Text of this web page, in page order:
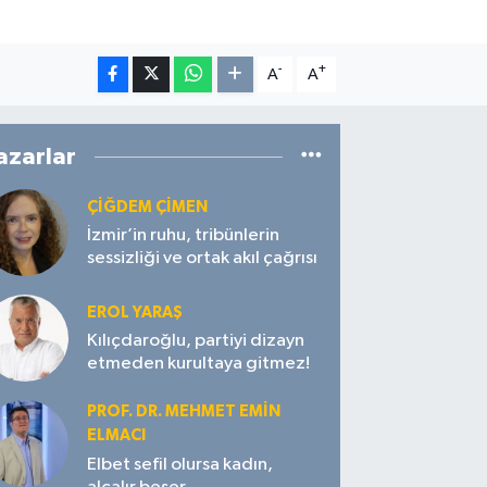
A- A+
ÇIĞDEM ÇIMEN
İzmir’in ruhu, tribünlerin
sessizliği ve ortak akıl çağrısı
EROL YARAŞ
Kılıçdaroğlu, partiyi dizayn
etmeden kurultaya gitmez!
PROF. DR. MEHMET EMIN
ELMACI
Elbet sefil olursa kadın,